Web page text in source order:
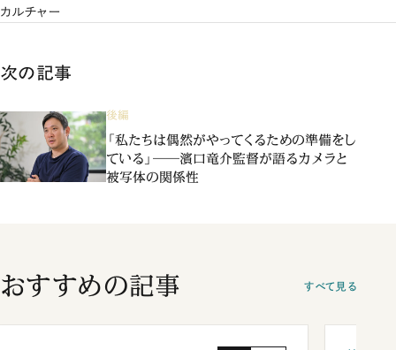
カルチャー
次の記事
後編
「私たちは偶然がやってくるための準備をし
ている」――濱口竜介監督が語るカメラと
被写体の関係性
おすすめの記事 すべて見る